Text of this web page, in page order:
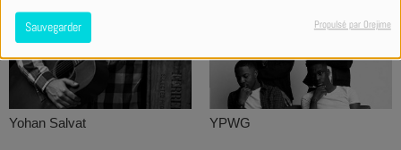
Sauvegarder Propulsé par Orejime
Yohan Salvat YPWG